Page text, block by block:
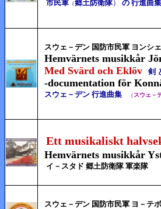
市民軍 （郷土防衛隊） の 行進曲集
スウェ－デン 国防市民軍 ヨンシ
Hemvärnets musikkår
Med Svärd och Eklöv
剣
-documentation för
スウェ－デン 行進曲集 （スウェ－
Ett musikaliskt
Hemvärnets musikkår
イ－スタド 郷土防衛隊軍楽隊
スウェ－デン 国防市民軍 ヨ－テ